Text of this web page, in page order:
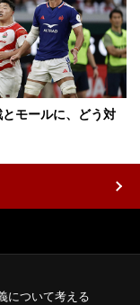
モールに、どう対
について考える